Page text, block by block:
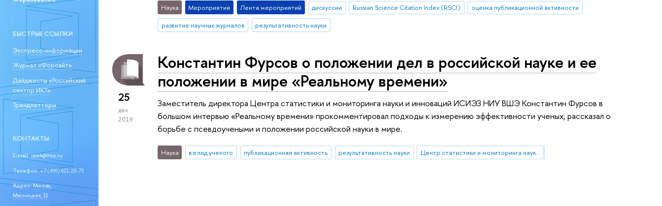
БЫСТРЫЕ ССЫЛКИ
Экспресс-информации
Журнал «Форсайт»
Дайджесты «Российский
сектор ИКТ»
Трендлеттеры
КОНТАКТЫ
E-mail:issek@hse.ru
Телефон:+7 (495) 621-28-73
Адрес: Москва,
Мясницкая, 11
Наука Мероприятия Лента мероприятий дискуссии Russian Science Citation Index (RSCI)
оценка публикационной активности
развитие научных журналов
результативность науки
25
дек
2019
Константин Фурсов о положении дел в российской науке и ее
положении в мире «Реальному времени»
Заместитель директора Центра статистики и мониторинга науки и инноваций ИСИЭЗ НИУ ВШЭ Константин Фурсов в
большом интервью «Реальному времени» прокомментировал подходы к измерению эффективности ученых, рассказал о
борьбе с псевдоучеными и положении российской науки в мире.
Наука взгляд ученого публикационная активность результативность науки Центр статистики и мониторинга науки и инноваций